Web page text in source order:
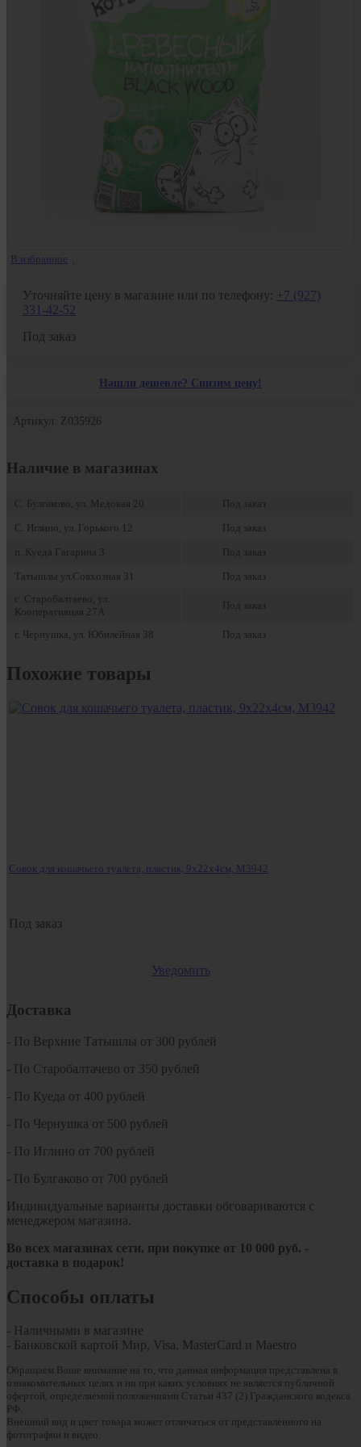
В избранное
Уточняйте цену в магазине или по телефону: +7 (927)
331-42-52
Под заказ
Нашли дешевле? Снизим цену!
Артикул: Z035926
Наличие в магазинах
С. Булгаково, ул. Медовая 20
Под заказ
С. Иглино, ул. Горького 12
Под заказ
п. Куеда Гагарина 3
Под заказ
Татышлы ул.Совхозная 31
Под заказ
с. Старобалтаево, ул.
Кооперативная 27А
Под заказ
г. Чернушка, ул. Юбилейная 38 Под заказ
Похожие товары
Совок для кошачьего туалета, пластик, 9х22х4см, М3942
Под заказ
Уведомить
Доставка
- По Верхние Татышлы от 300 рублей
- По Старобалтачево от 350 рублей
- По Куеда от 400 рублей
- По Чернушка от 500 рублей
- По Иглино от 700 рублей
- По Булгаково от 700 рублей
Индивидуальные варианты доставки обговариваются с
менеджером магазина.
Во всех магазинах сети, при покупке от 10 000 руб. -
доставка в подарок!
Способы оплаты
- Наличными в магазине
- Банковской картой Мир, Visa, MasterCard и Maestro
Обращаем Ваше внимание на то, что данная информация представлена в
ознакомительных целях и ни при каких условиях не является публичной
офертой, определяемой положениями Статьи 437 (2) Гражданского кодекса
РФ.
Внешний вид и цвет товара может отличаться от представленного на
фотографии и видео.